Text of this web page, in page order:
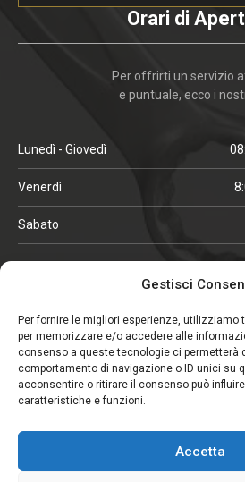
Gestisci
Per fornire le migliori esperienze, utilizziamo
per memorizzare e/o accedere alle
consenso a queste tecnologie ci permetterà
comportamento di navigazione o ID unici su
acconsentire o ritirare il consenso può
caratteristiche e funzioni.
Accetta
Orari di
Per offrirti un servizio
e puntuale, ecco i
Lunedì - Giovedì
Venerdì
Sabato
ORARI IN ALTA STAGIONE
Lunedì - Venerdì
Sabato
CHIUSO IL SABATO
(gennaio, febbraio, agosto, settembre)